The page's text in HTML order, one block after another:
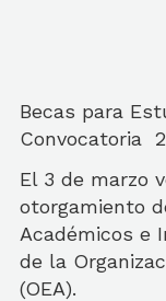
Becas para
Convocatoria
El 3 de marzo
otorgamiento
Académicos e
de la
(OEA).